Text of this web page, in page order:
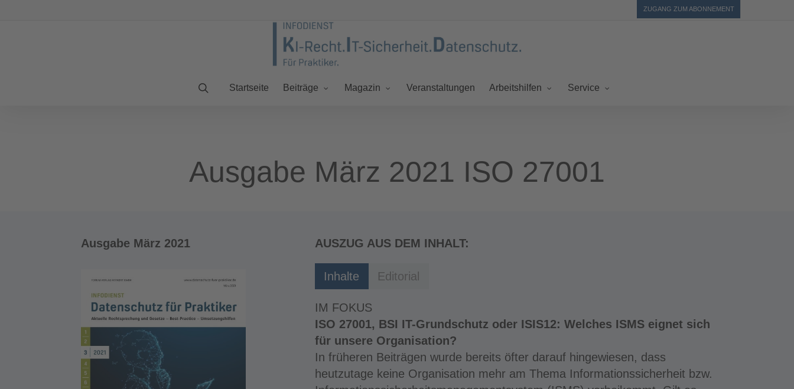
ZUGANG ZUM ABONNEMENT
Startseite Beiträge Magazin Veranstaltungen Arbeitshilfen Service
Ausgabe März 2021 ISO 27001
Ausgabe März 2021 AUSZUG AUS DEM INHALT:
Inhalte Editorial
IM FOKUS
ISO 27001, BSI IT-Grundschutz oder ISIS12: Welches ISMS eignet sich
für unsere Organisation?
In früheren Beiträgen wurde bereits öfter darauf hingewiesen, dass
heutzutage keine Organisation mehr am Thema Informationssicherheit bzw.